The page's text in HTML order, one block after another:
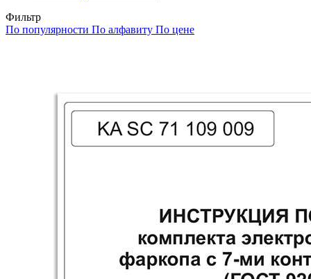
Фильтр
По популярности По алфавиту По цене